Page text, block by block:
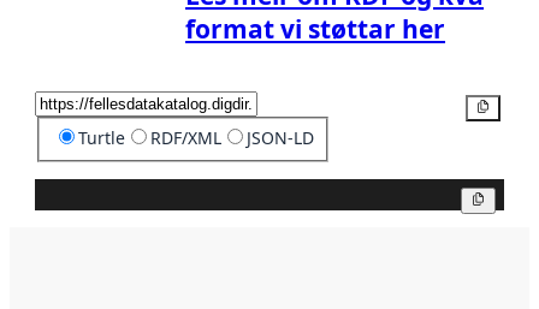
format vi støttar her
Turtle RDF/XML JSON-LD